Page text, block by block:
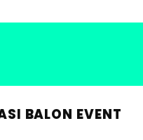
IMPIAN
BALON EVENT